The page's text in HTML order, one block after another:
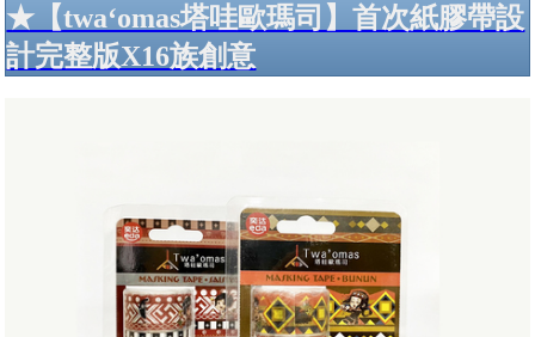
★【twa‘omas塔哇歐瑪司】首次紙膠帶設
計完整版X16族創意